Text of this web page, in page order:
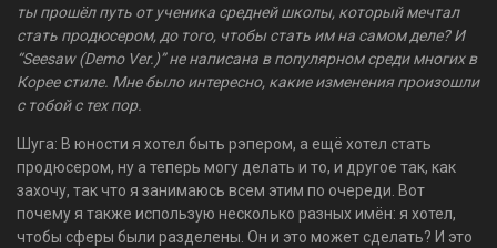
ты прошёл путь от ученика средней школы, который мечтал
стать продюсером, до того, чтобы стать им на самом деле? И
“Seesaw (Demo Ver.)” не написана в популярном среди многих в
Корее стиле. Мне было интересно, какие изменения произошли
с тобой с тех пор.
Шуга: В юности я хотел быть рэпером, а ещё хотел стать
продюсером, ну а теперь могу делать и то, и другое так, как
захочу, так что я занимаюсь всем этим по очереди. Вот
почему я также использую несколько разных имён: я хотел,
чтобы сферы были разделены. Он и это может сделать? И это